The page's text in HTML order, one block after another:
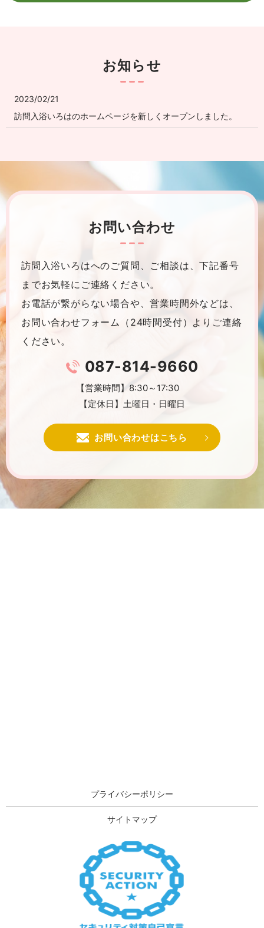
お知らせ
2023/02/21
訪問入浴いろはのホームページを新しくオープンしました。
お問い合わせ
訪問入浴いろはへのご質問、ご相談は、下記番号
までお気軽にご連絡ください。
お電話が繋がらない場合や、営業時間外などは、
お問い合わせフォーム（24時間受付）よりご連絡
ください。
087-814-9660
【営業時間】8:30～17:30
【定休日】土曜日・日曜日
お問い合わせはこちら
プライバシーポリシー
サイトマップ